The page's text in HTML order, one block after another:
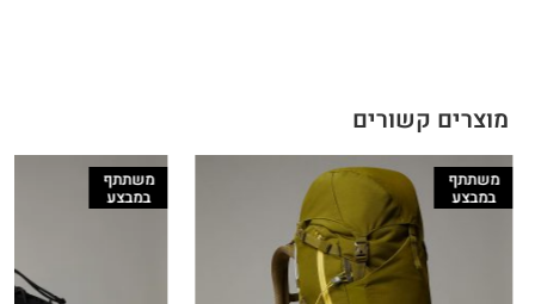
מוצרים קשורים
משתתף
במבצע
משתתף
במבצע